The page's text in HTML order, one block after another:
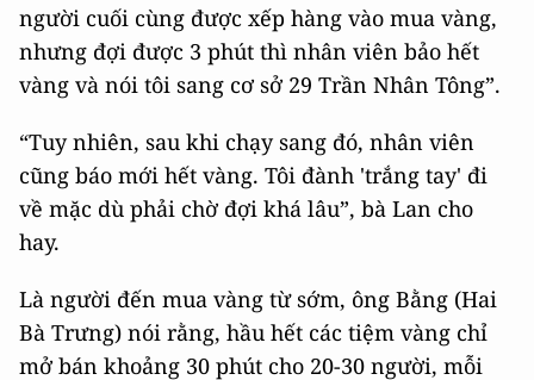
người cuối cùng được xếp hàng vào mua vàng,
nhưng đợi được 3 phút thì nhân viên bảo hết
vàng và nói tôi sang cơ sở 29 Trần Nhân Tông”.
“Tuy nhiên, sau khi chạy sang đó, nhân viên
cũng báo mới hết vàng. Tôi đành 'trắng tay' đi
về mặc dù phải chờ đợi khá lâu”, bà Lan cho
hay.
Là người đến mua vàng từ sớm, ông Bằng (Hai
Bà Trưng) nói rằng, hầu hết các tiệm vàng chỉ
mở bán khoảng 30 phút cho 20-30 người, mỗi